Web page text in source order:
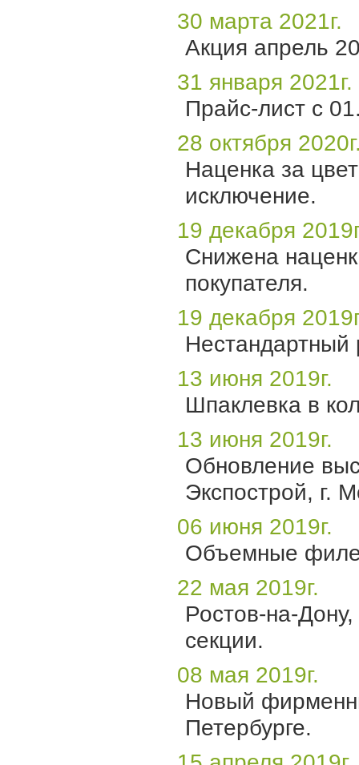
30 марта 2021г.
Акция апрель
31 января 2021г.
Прайс-лист с
28 октября
Наценка за
исключение.
19 декабря
Снижена
покупателя.
19 декабря
Нестандартный
13 июня 2019г.
Шпаклевка в
13 июня 2019г.
Обновление
Экспострой, г.
06 июня 2019г.
Объемные
22 мая 2019г.
Ростов-на-
секции.
08 мая 2019г.
Новый
Петербурге.